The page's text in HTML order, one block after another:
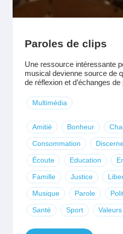
Paroles de clips
Une ressource intéressante
musical devienne source de
de réflexion et d’échanges
Multimédia
Amitié Bonheur
Consommation
Écoute Education
Famille Justice
Musique Parole
Santé Sport Valeurs